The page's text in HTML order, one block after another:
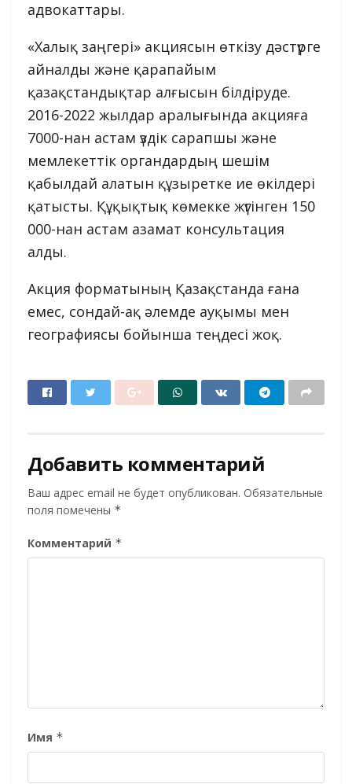
адвокаттары.
«Халық заңгері» акциясын өткізу дәстүрге
айналды және қарапайым
қазақстандықтар алғысын білдіруде.
2016-2022 жылдар аралығында акцияға
7000-нан астам үздік сарапшы және
мемлекеттік органдардың шешім
қабылдай алатын құзыретке ие өкілдері
қатысты. Құқықтық көмекке жүгінген 150
000-нан астам азамат консультация
алды.
Акция форматының Қазақстанда ғана
емес, сондай-ақ әлемде ауқымы мен
географиясы бойынша теңдесі жоқ.
Добавить комментарий
Ваш адрес email не будет опубликован. Обязательные
поля помечены *
Комментарий *
Имя *